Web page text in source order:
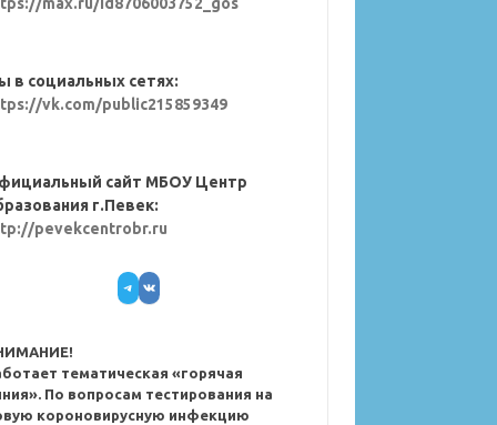
в социальных сетях:
vk.com/public215859349
сайт МБОУ Центр
г.Певек:
pevekcentrobr.ru
Telegram
VK
тематическая «горячая
По вопросам тестирования на
короновирусную инфекцию